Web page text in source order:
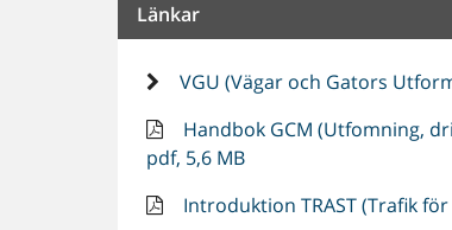
Länkar
VGU (Vägar och Gators
Handbok GCM (Utfomning,
pdf, 5,6 MB
Introduktion TRAST (Trafik